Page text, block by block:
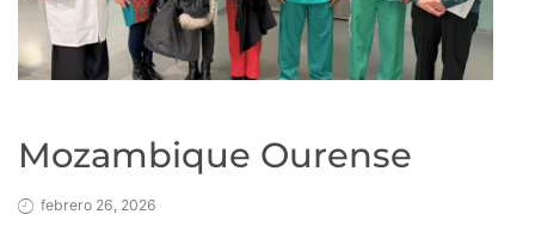
Mozambique Ourense
febrero 26, 2026